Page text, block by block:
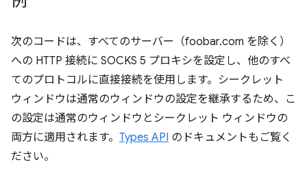
次のコードは、すべてのサーバー（foobar.com を除く）
への HTTP 接続に SOCKS 5 プロキシを設定し、他のすべ
てのプロトコルに直接接続を使用します。シークレット
ウィンドウは通常のウィンドウの設定を継承するため、こ
の設定は通常のウィンドウとシークレット ウィンドウの
両方に適用されます。 Types API のドキュメントもご覧く
ださい。